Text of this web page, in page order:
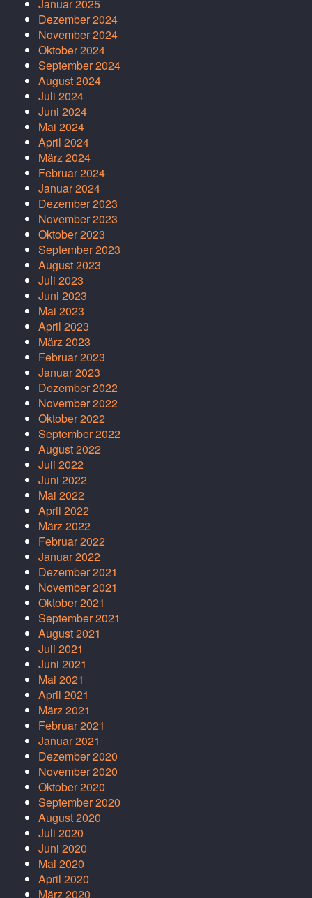
Januar 2025
Dezember 2024
November 2024
Oktober 2024
September 2024
August 2024
Juli 2024
Juni 2024
Mai 2024
April 2024
März 2024
Februar 2024
Januar 2024
Dezember 2023
November 2023
Oktober 2023
September 2023
August 2023
Juli 2023
Juni 2023
Mai 2023
April 2023
März 2023
Februar 2023
Januar 2023
Dezember 2022
November 2022
Oktober 2022
September 2022
August 2022
Juli 2022
Juni 2022
Mai 2022
April 2022
März 2022
Februar 2022
Januar 2022
Dezember 2021
November 2021
Oktober 2021
September 2021
August 2021
Juli 2021
Juni 2021
Mai 2021
April 2021
März 2021
Februar 2021
Januar 2021
Dezember 2020
November 2020
Oktober 2020
September 2020
August 2020
Juli 2020
Juni 2020
Mai 2020
April 2020
März 2020